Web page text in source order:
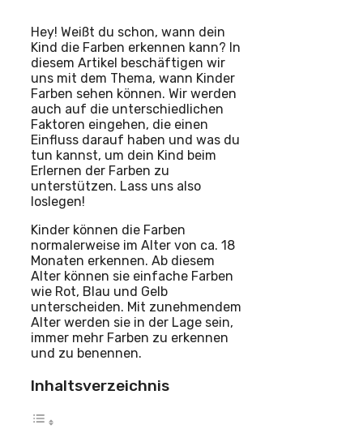
Hey! Weißt du schon, wann dein
Kind die Farben erkennen kann? In
diesem Artikel beschäftigen wir
uns mit dem Thema, wann Kinder
Farben sehen können. Wir werden
auch auf die unterschiedlichen
Faktoren eingehen, die einen
Einfluss darauf haben und was du
tun kannst, um dein Kind beim
Erlernen der Farben zu
unterstützen. Lass uns also
loslegen!
Kinder können die Farben
normalerweise im Alter von ca. 18
Monaten erkennen. Ab diesem
Alter können sie einfache Farben
wie Rot, Blau und Gelb
unterscheiden. Mit zunehmendem
Alter werden sie in der Lage sein,
immer mehr Farben zu erkennen
und zu benennen.
Inhaltsverzeichnis